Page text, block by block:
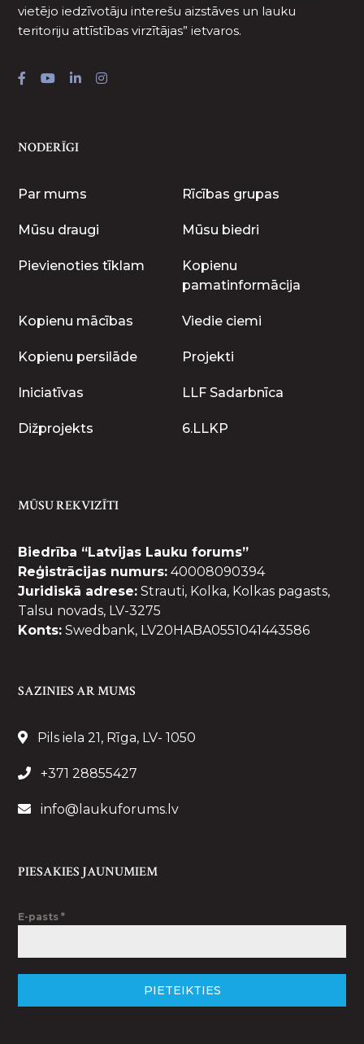
vietējo iedzīvotāju interešu aizstāves un lauku
teritoriju attīstības virzītājas” ietvaros.
NODERĪGI
Par mums Rīcības grupas
Mūsu draugi Mūsu biedri
Pievienoties tīklam
Kopienu
pamatinformācija
Kopienu mācības Viedie ciemi
Kopienu persilāde Projekti
Iniciatīvas LLF Sadarbnīca
Dižprojekts 6.LLKP
MŪSU REKVIZĪTI
Biedrība “Latvijas Lauku forums”
Reģistrācijas numurs: 40008090394
Juridiskā adrese: Strauti, Kolka, Kolkas pagasts,
Talsu novads, LV-3275
Konts: Swedbank, LV20HABA0551041443586
SAZINIES AR MUMS
Pils iela 21, Rīga, LV- 1050
+371 28855427
info@laukuforums.lv
PIESAKIES JAUNUMIEM
E-pasts*
PIETEIKTIES